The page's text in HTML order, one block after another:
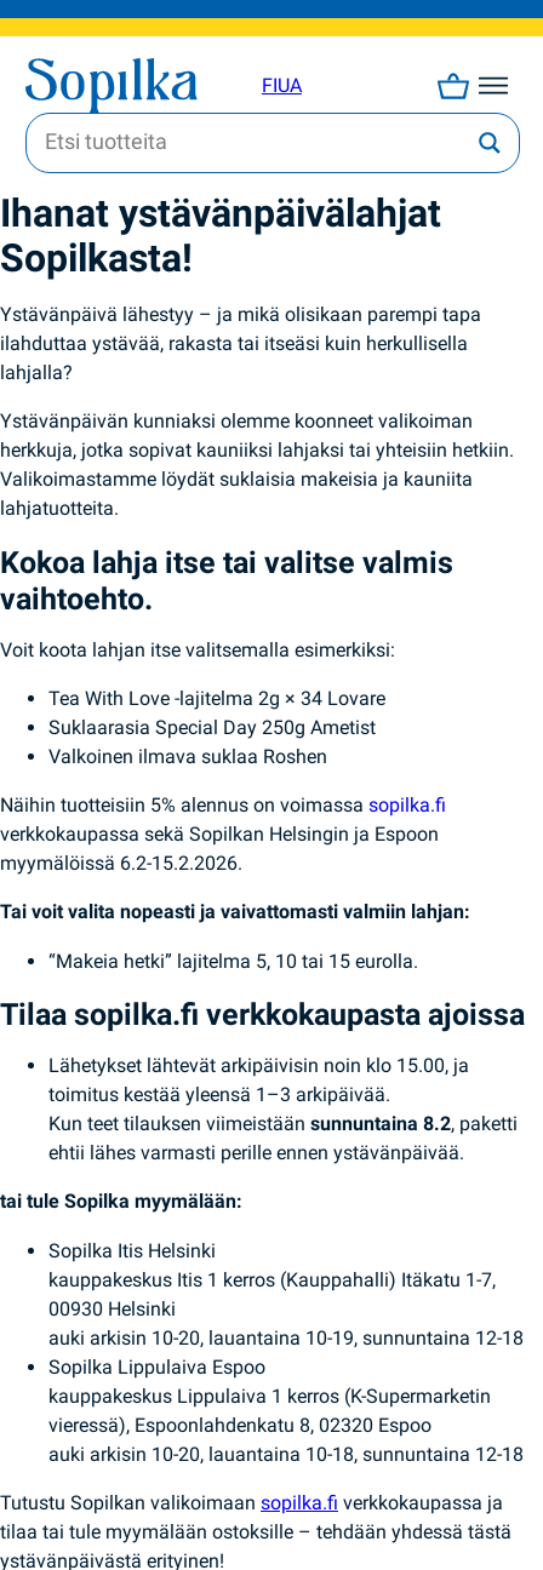
FIUA
Ihanat ystävänpäivälahjat
Sopilkasta!
Ystävänpäivä lähestyy – ja mikä olisikaan parempi tapa
ilahduttaa ystävää, rakasta tai itseäsi kuin herkullisella
lahjalla?
Ystävänpäivän kunniaksi olemme koonneet valikoiman
herkkuja, jotka sopivat kauniiksi lahjaksi tai yhteisiin hetkiin.
Valikoimastamme löydät suklaisia makeisia ja kauniita
lahjatuotteita.
Kokoa lahja itse tai valitse valmis
vaihtoehto.
Voit koota lahjan itse valitsemalla esimerkiksi:
Tea With Love -lajitelma 2g × 34 Lovare
Suklaarasia Special Day 250g Ametist
Valkoinen ilmava suklaa Roshen
Näihin tuotteisiin 5% alennus on voimassa sopilka.fi
verkkokaupassa sekä Sopilkan Helsingin ja Espoon
myymälöissä 6.2-15.2.2026.
Tai voit valita nopeasti ja vaivattomasti valmiin lahjan:
“Makeia hetki” lajitelma 5, 10 tai 15 eurolla.
Tilaa sopilka.fi verkkokaupasta ajoissa
Lähetykset lähtevät arkipäivisin noin klo 15.00, ja
toimitus kestää yleensä 1–3 arkipäivää.
Kun teet tilauksen viimeistään sunnuntaina 8.2, paketti
ehtii lähes varmasti perille ennen ystävänpäivää.
tai tule Sopilka myymälään:
Sopilka Itis Helsinki
kauppakeskus Itis 1 kerros (Kauppahalli) Itäkatu 1-7,
00930 Helsinki
auki arkisin 10-20, lauantaina 10-19, sunnuntaina 12-18
Sopilka Lippulaiva Espoo
kauppakeskus Lippulaiva 1 kerros (K-Supermarketin
vieressä), Espoonlahdenkatu 8, 02320 Espoo
auki arkisin 10-20, lauantaina 10-18, sunnuntaina 12-18
Tutustu Sopilkan valikoimaan sopilka.fi verkkokaupassa ja
tilaa tai tule myymälään ostoksille – tehdään yhdessä tästä
ystävänpäivästä erityinen!